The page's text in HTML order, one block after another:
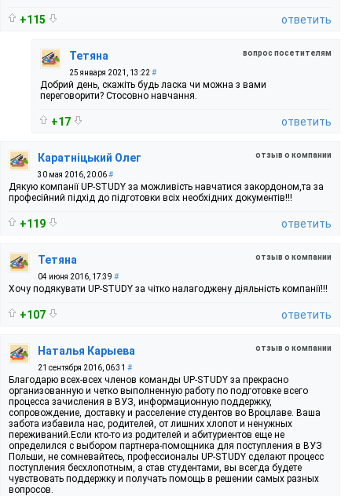
+115 ответить
вопрос посетителям
Тетяна
25 января 2021, 13:22 #
Добрий день, скажіть будь ласка чи можна з вами
переговорити? Стосовно навчання.
+17 ответить
отзыв о компании
Каратніцький Олег
30 мая 2016, 20:06#
Дякую компанії UP-STUDY за можливість навчатися закордоном,та за
професійний підхід до підготовки всіх необхідних документів!!!
+119 ответить
отзыв о компании
Тетяна
04 июня 2016, 17:39 #
Хочу подякувати UP-STUDY за чітко налагоджену діяльність компанії!!!
+107 ответить
отзыв о компании
Наталья Карыева
21 сентября 2016, 06:31 #
Благодарю всех-всех членов команды UP-STUDY за прекрасно
организованную и четко выполненную работу по подготовке всего
процесса зачисления в ВУЗ, информационную поддержку,
сопровождение, доставку и расселение студентов во Вроцлаве. Ваша
забота избавила нас, родителей, от лишних хлопот и ненужных
переживаний.Если кто-то из родителей и абитуриентов еще не
определился с выбором партнера-помощника для поступления в ВУЗ
Польши, не сомневайтесь, профессионалы UP-STUDY сделают процесс
поступления бесхлопотным, а став студентами, вы всегда будете
чувствовать поддержку и получать помощь в решении самых разных
вопросов.